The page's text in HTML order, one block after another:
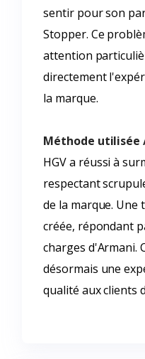
sentir pour son
Stopper. Ce
attention
directement
la marque.
Méthode utilisée
HGV a réussi à
respectant
de la marque. Une
créée, répondant
charges d'Armani.
désormais une
qualité aux clients